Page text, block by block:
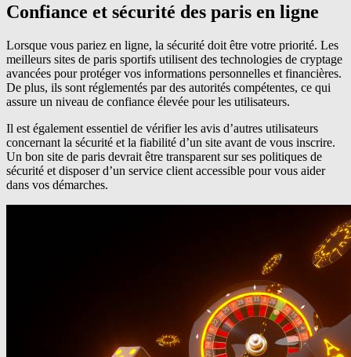
Confiance et sécurité des paris en ligne
Lorsque vous pariez en ligne, la sécurité doit être votre priorité. Les
meilleurs sites de paris sportifs utilisent des technologies de cryptage
avancées pour protéger vos informations personnelles et financières.
De plus, ils sont réglementés par des autorités compétentes, ce qui
assure un niveau de confiance élevée pour les utilisateurs.
Il est également essentiel de vérifier les avis d’autres utilisateurs
concernant la sécurité et la fiabilité d’un site avant de vous inscrire.
Un bon site de paris devrait être transparent sur ses politiques de
sécurité et disposer d’un service client accessible pour vous aider
dans vos démarches.